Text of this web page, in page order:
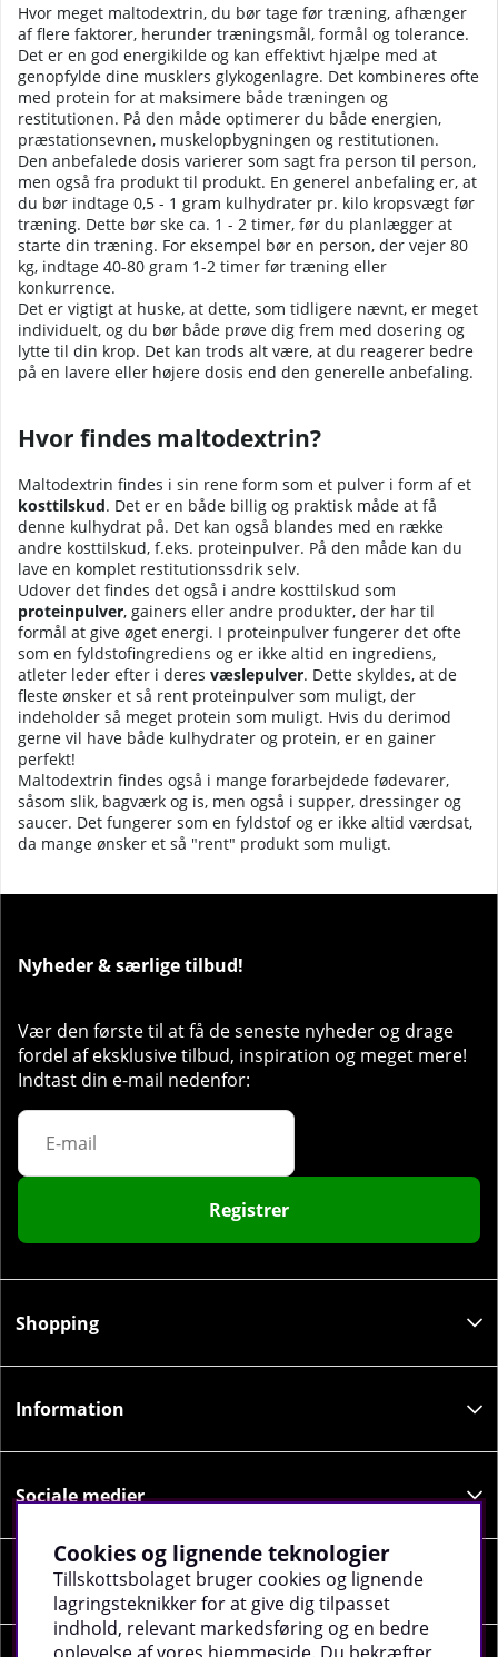
Hvor meget maltodextrin, du bør tage før træning, afhænger
af flere faktorer, herunder træningsmål, formål og tolerance.
Det er en god energikilde og kan effektivt hjælpe med at
genopfylde dine musklers glykogenlagre. Det kombineres ofte
med protein for at maksimere både træningen og
restitutionen. På den måde optimerer du både energien,
præstationsevnen, muskelopbygningen og restitutionen.
Den anbefalede dosis varierer som sagt fra person til person,
men også fra produkt til produkt. En generel anbefaling er, at
du bør indtage 0,5 - 1 gram kulhydrater pr. kilo kropsvægt før
træning. Dette bør ske ca. 1 - 2 timer, før du planlægger at
starte din træning. For eksempel bør en person, der vejer 80
kg, indtage 40-80 gram 1-2 timer før træning eller
konkurrence.
Det er vigtigt at huske, at dette, som tidligere nævnt, er meget
individuelt, og du bør både prøve dig frem med dosering og
lytte til din krop. Det kan trods alt være, at du reagerer bedre
på en lavere eller højere dosis end den generelle anbefaling.
Hvor findes maltodextrin?
Maltodextrin findes i sin rene form som et pulver i form af et
kosttilskud. Det er en både billig og praktisk måde at få
denne kulhydrat på. Det kan også blandes med en række
andre kosttilskud, f.eks. proteinpulver. På den måde kan du
lave en komplet restitutionssdrik selv.
Udover det findes det også i andre kosttilskud som
proteinpulver, gainers eller andre produkter, der har til
formål at give øget energi. I proteinpulver fungerer det ofte
som en fyldstofingrediens og er ikke altid en ingrediens,
atleter leder efter i deres væslepulver. Dette skyldes, at de
fleste ønsker et så rent proteinpulver som muligt, der
indeholder så meget protein som muligt. Hvis du derimod
gerne vil have både kulhydrater og protein, er en gainer
perfekt!
Maltodextrin findes også i mange forarbejdede fødevarer,
såsom slik, bagværk og is, men også i supper, dressinger og
saucer. Det fungerer som en fyldstof og er ikke altid værdsat,
da mange ønsker et så "rent" produkt som muligt.
Nyheder & særlige tilbud!
Vær den første til at få de seneste nyheder og drage
fordel af eksklusive tilbud, inspiration og meget mere!
Indtast din e-mail nedenfor:
Registrer
Shopping
Information
Sociale medier
Virksomhedsoplysninger
Cookies og lignende teknologier
Tillskottsbolaget bruger cookies og lignende
lagringsteknikker for at give dig tilpasset
indhold, relevant markedsføring og en bedre